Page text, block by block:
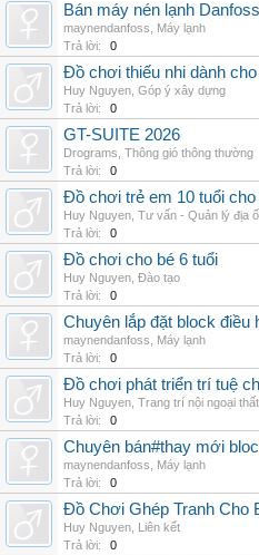
Bán máy nén lạnh
maynendanfoss
Máy lạnh
Trả lời:
0
Đồ chơi thiếu nhi dành
Huy Nguyen Góp ý xây dựng
Trả lời:
0
GT-SUITE 2026
Drograms Thông gió thông thường
Trả lời:
0
Đồ chơi trẻ em 10 tuổi
Huy Nguyen Tư vấn - Quản lý địa
Trả lời:
0
Đồ chơi cho bé 6 tuổi
Huy Nguyen Đào tạo
Trả lời:
0
Chuyên lắp đặt block điều
maynendanfoss
Máy lạnh
Trả lời:
0
Đồ chơi phát triển trí tuệ
Huy Nguyen Trang trí nội ngoại thất
Trả lời:
0
Chuyên bán#thay mới
maynendanfoss
Máy lạnh
Trả lời:
0
Đồ Chơi Ghép Tranh Cho
Huy Nguyen Liên kết
Trả lời:
0